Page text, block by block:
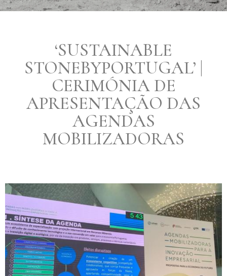
‘SUSTAINABLE
STONEBYPORTUGAL’ |
CERIMÓNIA DE
APRESENTAÇÃO DAS
AGENDAS
MOBILIZADORAS